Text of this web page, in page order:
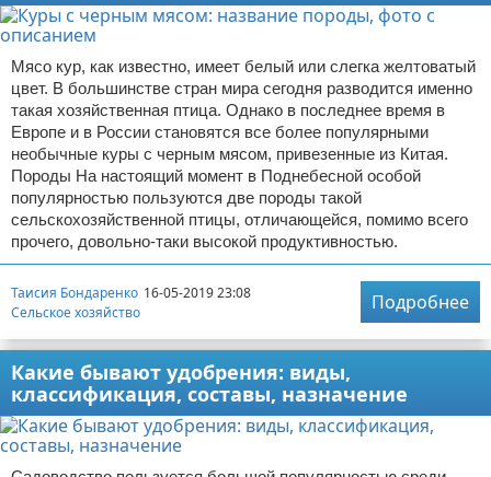
Мясо кур, как известно, имеет белый или слегка желтоватый
цвет. В большинстве стран мира сегодня разводится именно
такая хозяйственная птица. Однако в последнее время в
Европе и в России становятся все более популярными
необычные куры с черным мясом, привезенные из Китая.
Породы На настоящий момент в Поднебесной особой
популярностью пользуются две породы такой
сельскохозяйственной птицы, отличающейся, помимо всего
прочего, довольно-таки высокой продуктивностью.
Таисия Бондаренко 16-05-2019 23:08
Сельское хозяйство
Подробнее
Какие бывают удобрения: виды,
классификация, составы, назначение